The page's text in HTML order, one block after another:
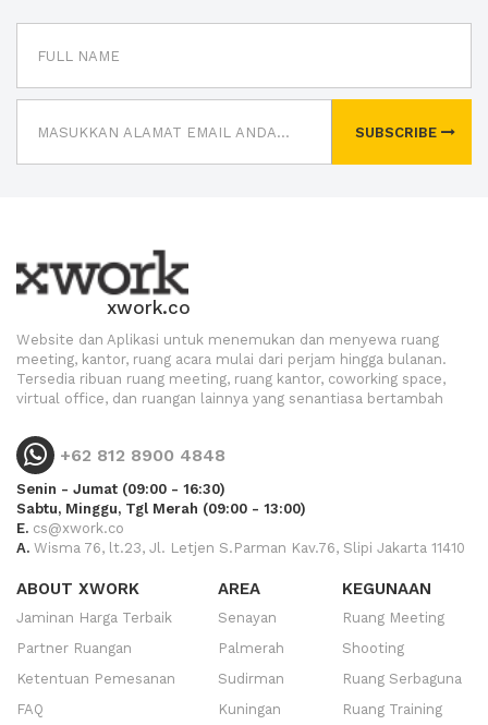
SUBSCRIBE
xwork.co
Website dan Aplikasi untuk menemukan dan menyewa ruang
meeting, kantor, ruang acara mulai dari perjam hingga bulanan.
Tersedia ribuan ruang meeting, ruang kantor, coworking space,
virtual office, dan ruangan lainnya yang senantiasa bertambah
+62 812 8900 4848
Senin - Jumat (09:00 - 16:30)
Sabtu, Minggu, Tgl Merah (09:00 - 13:00)
E. cs@xwork.co
A. Wisma 76, lt.23, Jl. Letjen S.Parman Kav.76, Slipi Jakarta 11410
ABOUT XWORK
Jaminan Harga Terbaik
Partner Ruangan
Ketentuan Pemesanan
FAQ
AREA
Senayan
Palmerah
Sudirman
Kuningan
KEGUNAAN
Ruang Meeting
Shooting
Ruang Serbaguna
Ruang Training